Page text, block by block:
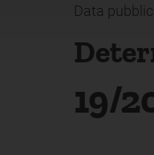
Data
19/